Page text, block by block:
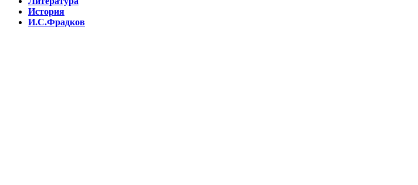
История
И.С.Фрадков